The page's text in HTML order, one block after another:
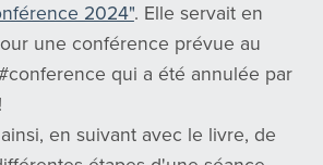
2024". Elle servait en
une conférence prévue au
qui a été annulée par
en suivant avec le livre, de